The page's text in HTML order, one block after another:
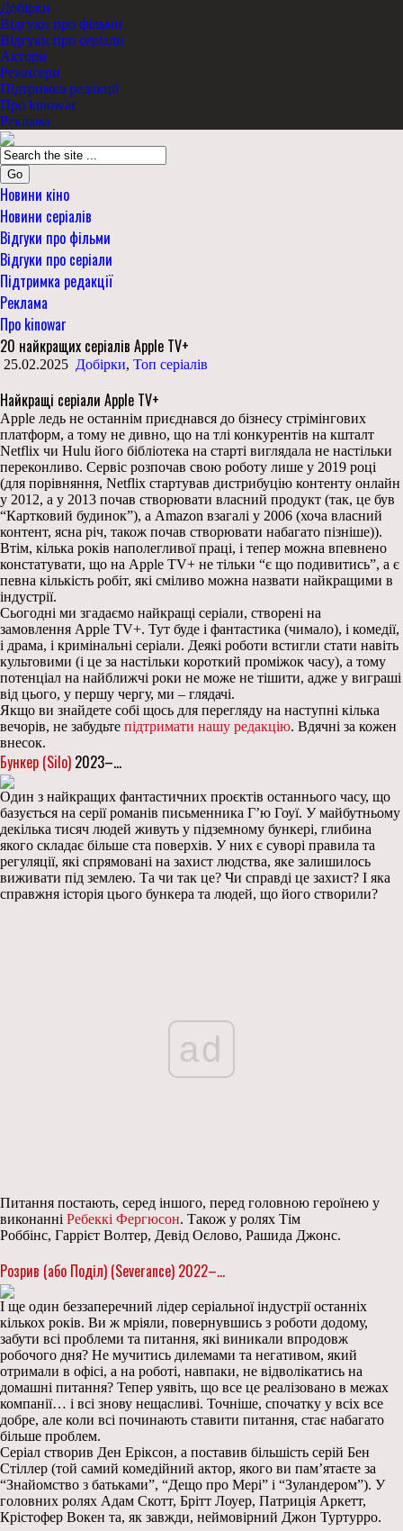
Добірки
Відгуки про фільми
Відгуки про серіали
Актори
Режисери
Підтримка редакції
Про kinowar
Реклама
Go
Новини кіно
Новини серіалів
Відгуки про фільми
Відгуки про серіали
Підтримка редакції
Реклама
Про kinowar
20 найкращих серіалів Apple TV+
25.02.2025 Добірки, Топ серіалів
Найкращі серіали Apple TV+
Apple ледь не останнім приєднався до бізнесу стрімінгових
платформ, а тому не дивно, що на тлі конкурентів на кшталт
Netflix чи Hulu його бібліотека на старті виглядала не настільки
переконливо. Сервіс розпочав свою роботу лише у 2019 році
(для порівняння, Netflix стартував дистрибуцію контенту онлайн
у 2012, а у 2013 почав створювати власний продукт (так, це був
“Картковий будинок”), а Amazon взагалі у 2006 (хоча власний
контент, ясна річ, також почав створювати набагато пізніше)).
Втім, кілька років наполегливої праці, і тепер можна впевнено
констатувати, що на Apple TV+ не тільки “є що подивитись”, а є
певна кількість робіт, які сміливо можна назвати найкращими в
індустрії.
Сьогодні ми згадаємо найкращі серіали, створені на
замовлення Apple TV+. Тут буде і фантастика (чимало), і комедії,
і драма, і кримінальні серіали. Деякі роботи встигли стати навіть
культовими (і це за настільки короткий проміжок часу), а тому
потенціал на найближчі роки не може не тішити, адже у виграші
від цього, у першу чергу, ми – глядачі.
Якщо ви знайдете собі щось для перегляду на наступні кілька
вечорів, не забудьте підтримати нашу редакцію. Вдячні за кожен
внесок.
Бункер (Silo) 2023–…
Один з найкращих фантастичних проєктів останнього часу, що
базується на серії романів письменника Г’ю Гоуї. У майбутньому
декілька тисяч людей живуть у підземному бункері, глибина
якого складає більше ста поверхів. У них є суворі правила та
регуляції, які спрямовані на захист людства, яке залишилось
виживати під землею. Та чи так це? Чи справді це захист? І яка
справжня історія цього бункера та людей, що його створили?
ad
Питання постають, серед іншого, перед головною героїнею у
виконанні Ребеккі Фергюсон. Також у ролях Тім
Роббінс, Гаррієт Волтер, Девід Оєлово, Рашида Джонс.
Розрив (або Поділ) (Severance) 2022–…
І ще один беззаперечний лідер серіальної індустрії останніх
кількох років. Ви ж мріяли, повернувшись з роботи додому,
забути всі проблеми та питання, які виникали впродовж
робочого дня? Не мучитись дилемами та негативом, який
отримали в офісі, а на роботі, навпаки, не відволікатись на
домашні питання? Тепер уявіть, що все це реалізовано в межах
компанії… і всі знову нещасливі. Точніше, спочатку у всіх все
добре, але коли всі починають ставити питання, стає набагато
більше проблем.
Серіал створив Ден Еріксон, а поставив більшість серій Бен
Стіллер (той самий комедійний актор, якого ви пам’ятаєте за
“Знайомство з батьками”, “Дещо про Мері” і “Зуландером”). У
головних ролях Адам Скотт, Брітт Лоуер, Патриція Аркетт,
Крістофер Вокен та, як завжди, неймовірний Джон Туртурро.